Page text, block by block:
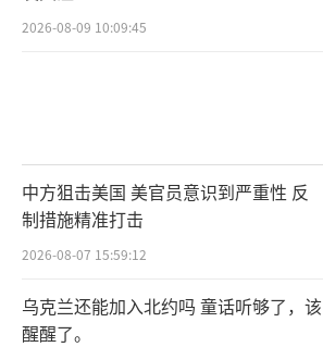
2026-08-09 10:09:45
中方狙击美国 美官员意识到严重性 反
制措施精准打击
2026-08-07 15:59:12
乌克兰还能加入北约吗 童话听够了，该
醒醒了。